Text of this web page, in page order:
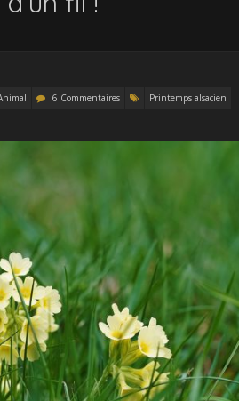
6 Commentaires Printemps alsacien